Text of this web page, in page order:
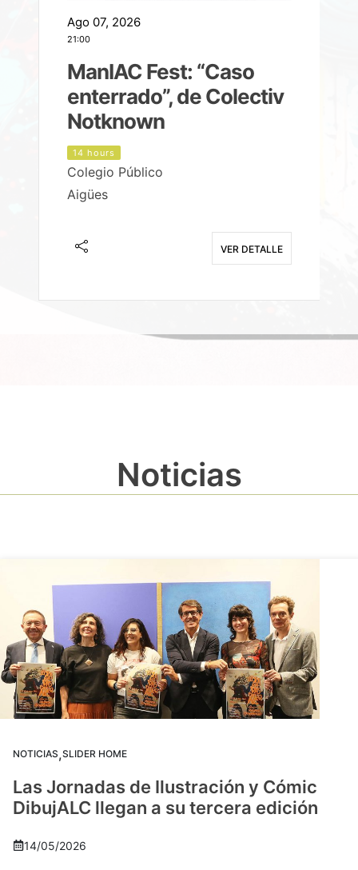
Ago 07, 2026
21:00
ManIAC Fest: “Caso
enterrado”, de Colectiv
Notknown
14 hours
Colegio Público
Aigües
VER DETALLE
Noticias
NOTICIAS,SLIDER HOME
Las Jornadas de Ilustración y Cómic
DibujALC llegan a su tercera edición
14/05/2026